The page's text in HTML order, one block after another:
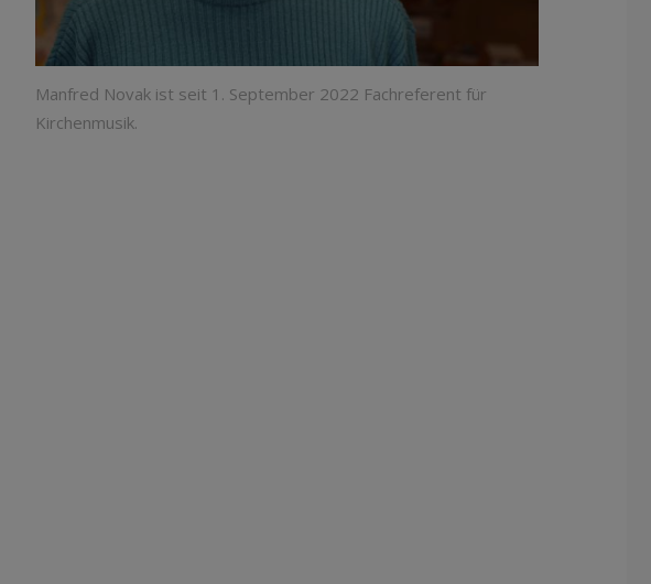
Manfred Novak ist seit 1. September 2022 Fachreferent für
Kirchenmusik.